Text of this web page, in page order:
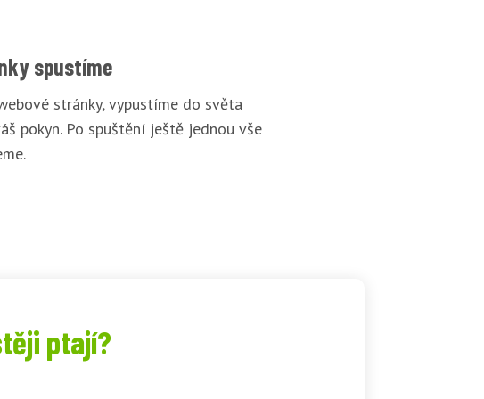
spustíme
stránky, vypustíme do světa
pokyn. Po spuštění ještě jednou vše
ptají?